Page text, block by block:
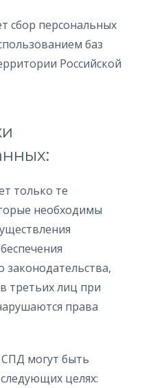
сбор персональных
баз
Российской
только те
необходимы
третьих лиц при
права
могут быть
целях: